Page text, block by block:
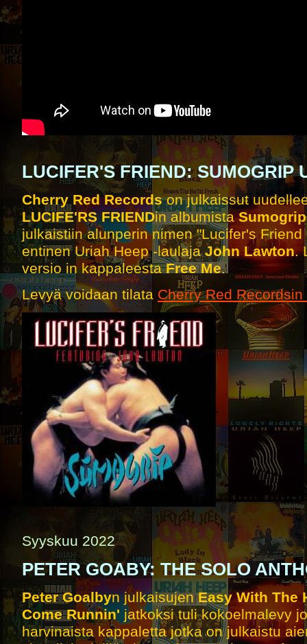
LUCIFER'S FRIEND: SUMOGRIP
Cherry Red Recordson julkaissut
LUCIFE'RS FRIENDin albumistaSumogrip
julkaistiin alunperin nimen "Lucifer's
entinen Uriah Heep -laulajaJohn Lawton.
versioin kappaleestaFree Me.
Levyä voidaan tilata Cherry Red
Syyskuu 2022
PETER GOABY: THE SOLO
Peter Goalbyn julkaisujenEasy With The
Come Runnin' jatkoksi tuli kokoelmalevy
harvinaista kappaletta jotka on julkaistu